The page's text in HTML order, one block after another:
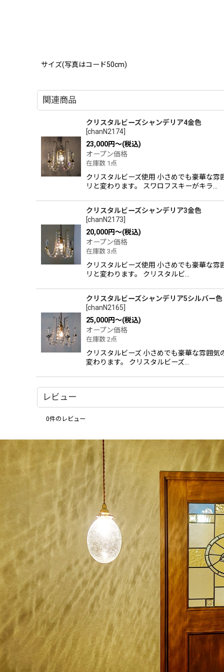
サイズ(写真はコード50cm)
関連商品
クリスタルビーズシャンデリア4金色
[chanN2174]
23,000円～(税込)
オープン価格
在庫数 1点
クリスタルビーズ使用 小さめでも豪華な
リと変わります。 スワロフスキーがキラ…
クリスタルビーズシャンデリア3金色
[chanN2173]
20,000円～(税込)
オープン価格
在庫数 3点
クリスタルビーズ使用 小さめでも豪華な
リと変わります。 クリスタルビ…
クリスタルビーズシャンデリア5シルバー色
[chanN2165]
25,000円～(税込)
オープン価格
在庫数 2点
クリスタルビーズ 小さめでも豪華な雰囲
変わります。 クリスタルビーズ…
レビュー
0件のレビュー